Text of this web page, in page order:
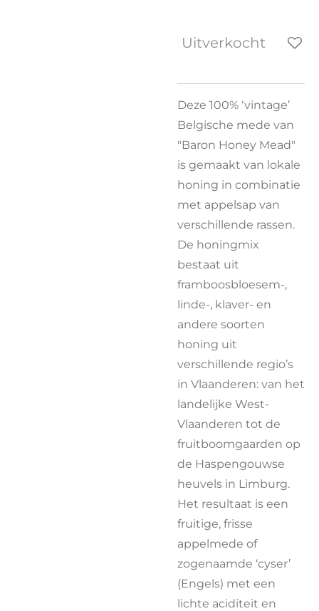
Uitverkocht
Deze 100% ‘vintage’
Belgische mede van
"Baron Honey Mead"
is gemaakt van lokale
honing in combinatie
met appelsap van
verschillende rassen.
De honingmix
bestaat uit
framboosbloesem-,
linde-, klaver- en
andere soorten
honing uit
verschillende regio’s
in Vlaanderen: van het
landelijke West-
Vlaanderen tot de
fruitboomgaarden op
de Haspengouwse
heuvels in Limburg.
Het resultaat is een
fruitige, frisse
appelmede of
zogenaamde ‘cyser’
(Engels) met een
lichte aciditeit en